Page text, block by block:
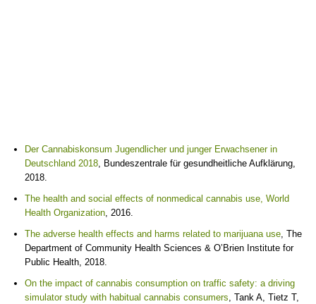
Der Cannabiskonsum Jugendlicher und junger Erwachsener in
Deutschland 2018, Bundeszentrale für gesundheitliche Aufklärung,
2018.
The health and social effects of nonmedical cannabis use, World
Health Organization, 2016.
The adverse health effects and harms related to marijuana use, The
Department of Community Health Sciences & O’Brien Institute for
Public Health, 2018.
On the impact of cannabis consumption on traffic safety: a driving
simulator study with habitual cannabis consumers, Tank A, Tietz T,